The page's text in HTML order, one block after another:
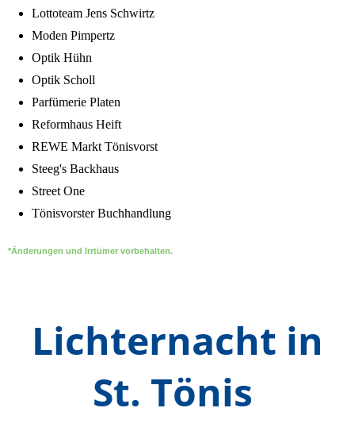
Lottoteam Jens Schwirtz
Moden Pimpertz
Optik Hühn
Optik Scholl
Parfümerie Platen
Reformhaus Heift
REWE Markt Tönisvorst
Steeg's Backhaus
Street One
Tönisvorster Buchhandlung
*Änderungen und Irrtümer vorbehalten.
Lichternacht in
St. Tönis